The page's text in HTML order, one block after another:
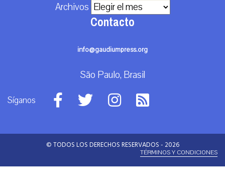
Archivos
Contacto
info@gaudiumpress.org
São Paulo, Brasil
Síganos
© TODOS LOS DERECHOS RESERVADOS - 2026
TÉRMINOS Y CONDICIONES